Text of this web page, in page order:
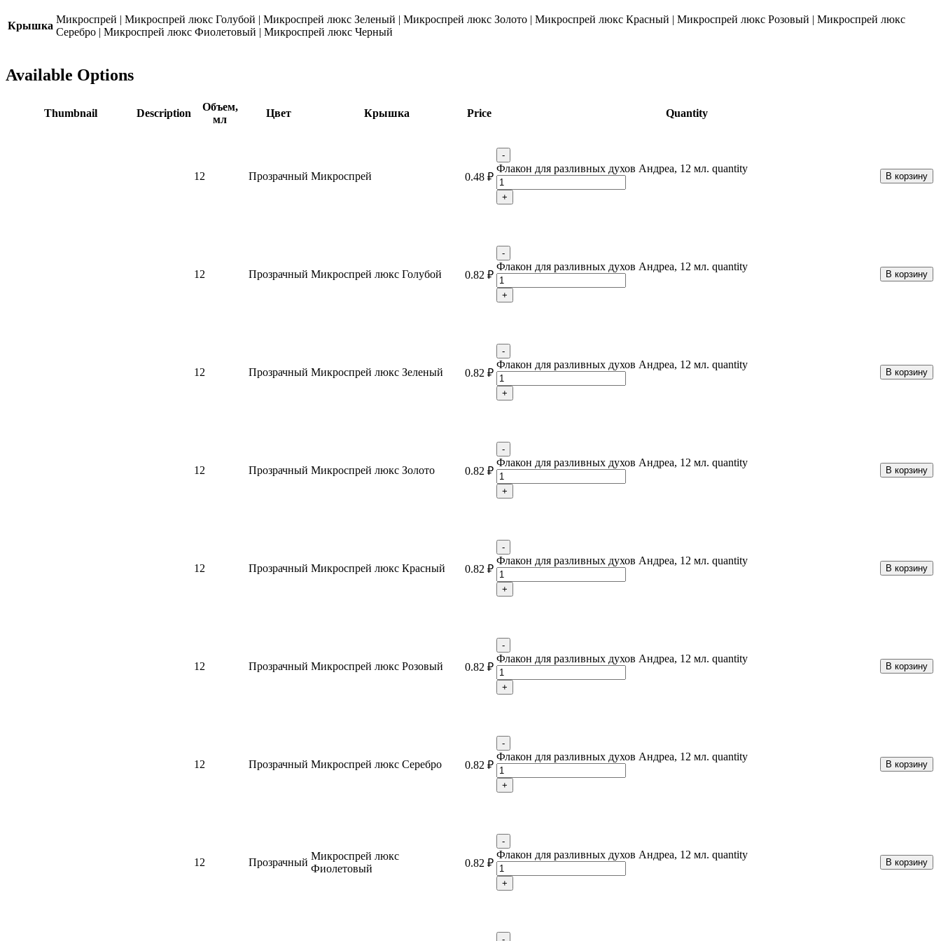
Крышка
Микроспрей | Микроспрей люкс Голубой | Микроспрей люкс Зеленый | Микроспрей люкс Золото | Микроспрей люкс Красный | Микроспрей люкс Розовый | Микроспрей люкс
Серебро | Микроспрей люкс Фиолетовый | Микроспрей люкс Черный
Available Options
Thumbnail Description
Объем,
мл
Цвет Крышка Price Quantity
12 Прозрачный Микроспрей 0.48 ₽
-
Флакон для разливных духов Андреа, 12 мл. quantity
+
В корзину
12 Прозрачный Микроспрей люкс Голубой 0.82 ₽
-
Флакон для разливных духов Андреа, 12 мл. quantity
+
В корзину
12 Прозрачный Микроспрей люкс Зеленый 0.82 ₽
-
Флакон для разливных духов Андреа, 12 мл. quantity
+
В корзину
12 Прозрачный Микроспрей люкс Золото 0.82 ₽
-
Флакон для разливных духов Андреа, 12 мл. quantity
+
В корзину
12 Прозрачный Микроспрей люкс Красный 0.82 ₽
-
Флакон для разливных духов Андреа, 12 мл. quantity
+
В корзину
12 Прозрачный Микроспрей люкс Розовый 0.82 ₽
-
Флакон для разливных духов Андреа, 12 мл. quantity
+
В корзину
12 Прозрачный Микроспрей люкс Серебро 0.82 ₽
-
Флакон для разливных духов Андреа, 12 мл. quantity
+
В корзину
12 Прозрачный
Микроспрей люкс
Фиолетовый
0.82 ₽
-
Флакон для разливных духов Андреа, 12 мл. quantity
+
В корзину